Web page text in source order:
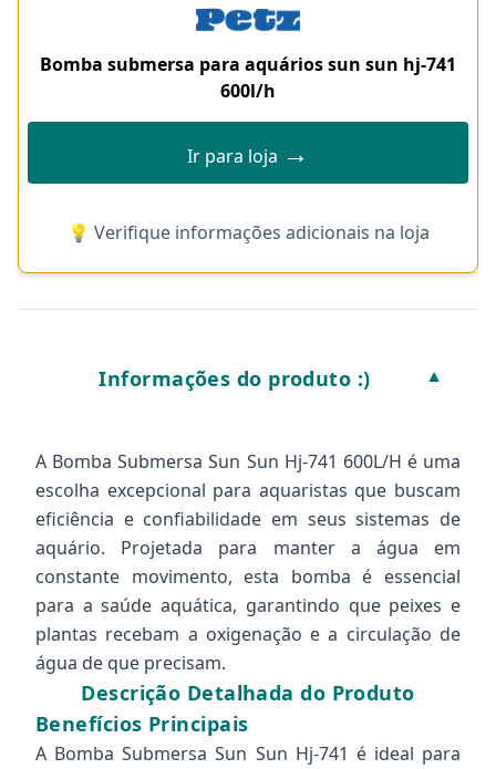
Bomba submersa para aquários sun sun hj-741
600l/h
Ir para loja →
💡 Verifique informações adicionais na loja
Informações do produto :) ▼
A Bomba Submersa Sun Sun Hj-741 600L/H é uma
escolha excepcional para aquaristas que buscam
eficiência e confiabilidade em seus sistemas de
aquário. Projetada para manter a água em
constante movimento, esta bomba é essencial
para a saúde aquática, garantindo que peixes e
plantas recebam a oxigenação e a circulação de
água de que precisam.
Descrição Detalhada do Produto
Benefícios Principais
A Bomba Submersa Sun Sun Hj-741 é ideal para